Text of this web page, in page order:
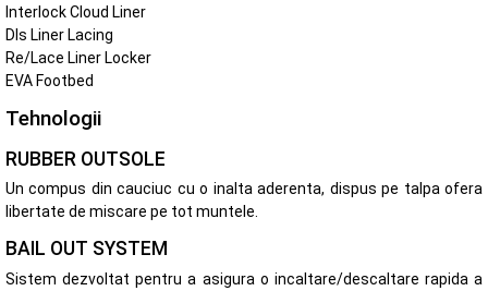
Interlock Cloud Liner
Dls Liner Lacing
Re/Lace Liner Locker
EVA Footbed
Tehnologii
RUBBER OUTSOLE
Un compus din cauciuc cu o inalta aderenta, dispus pe talpa ofera
libertate de miscare pe tot muntele.
BAIL OUT SYSTEM
Sistem dezvoltat pentru a asigura o incaltare/descaltare rapida a